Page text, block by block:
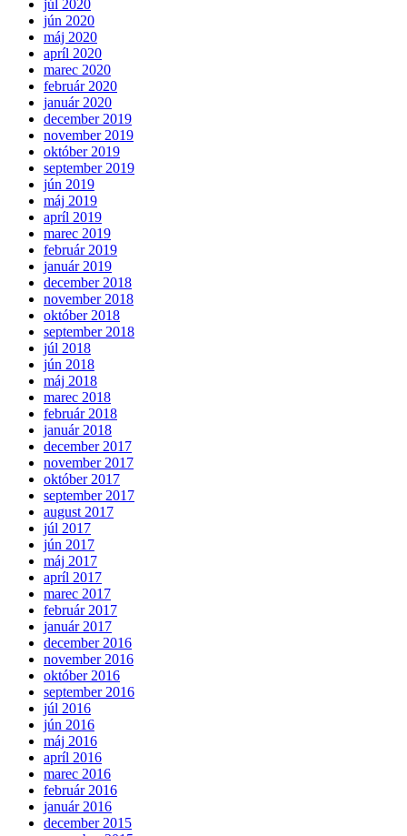
júl 2020
jún 2020
máj 2020
apríl 2020
marec 2020
február 2020
január 2020
december 2019
november 2019
október 2019
september 2019
jún 2019
máj 2019
apríl 2019
marec 2019
február 2019
január 2019
december 2018
november 2018
október 2018
september 2018
júl 2018
jún 2018
máj 2018
marec 2018
február 2018
január 2018
december 2017
november 2017
október 2017
september 2017
august 2017
júl 2017
jún 2017
máj 2017
apríl 2017
marec 2017
február 2017
január 2017
december 2016
november 2016
október 2016
september 2016
júl 2016
jún 2016
máj 2016
apríl 2016
marec 2016
február 2016
január 2016
december 2015